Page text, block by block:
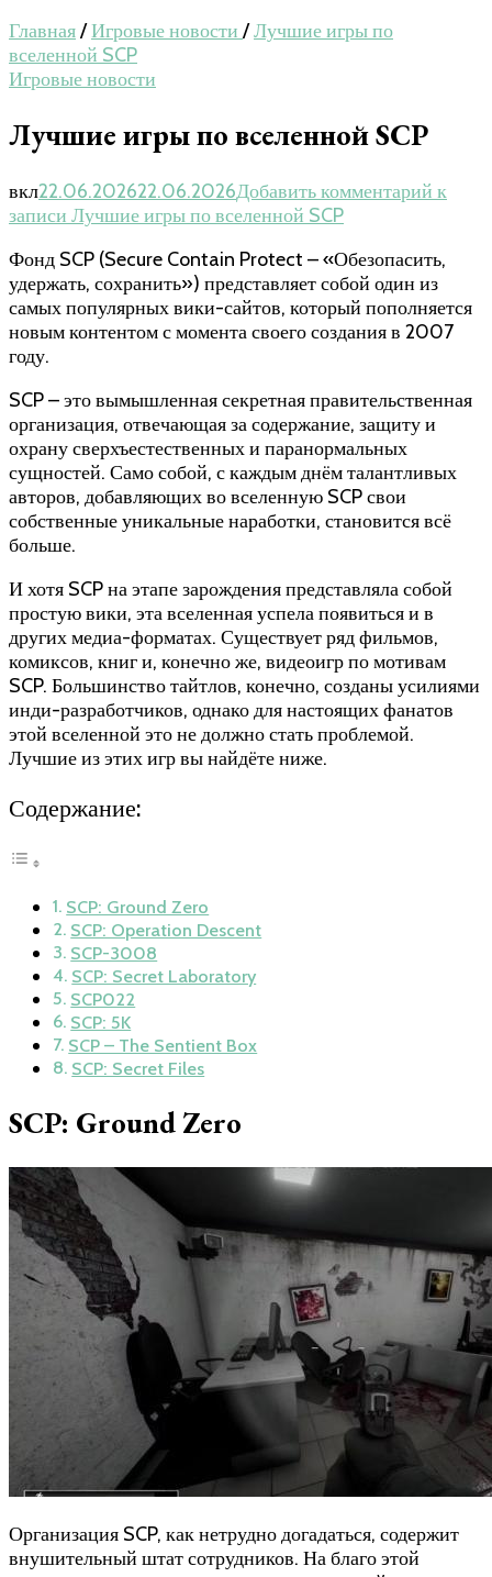
Главная/Игровые новости /Лучшие игры по
вселенной SCP
Игровые новости
Лучшие игры по вселенной SCP
вкл22.06.202622.06.2026Добавить комментарий к
записи Лучшие игры по вселенной SCP
Фонд SCP (Secure Contain Protect – «Обезопасить,
удержать, сохранить») представляет собой один из
самых популярных вики-сайтов, который пополняется
новым контентом с момента своего создания в 2007
году.
SCP – это вымышленная секретная правительственная
организация, отвечающая за содержание, защиту и
охрану сверхъестественных и паранормальных
сущностей. Само собой, с каждым днём талантливых
авторов, добавляющих во вселенную SCP свои
собственные уникальные наработки, становится всё
больше.
И хотя SCP на этапе зарождения представляла собой
простую вики, эта вселенная успела появиться и в
других медиа-форматах. Существует ряд фильмов,
комиксов, книг и, конечно же, видеоигр по мотивам
SCP. Большинство тайтлов, конечно, созданы усилиями
инди-разработчиков, однако для настоящих фанатов
этой вселенной это не должно стать проблемой.
Лучшие из этих игр вы найдёте ниже.
Содержание:
SCP: Ground Zero
SCP: Operation Descent
SCP-3008
SCP: Secret Laboratory
SCP022
SCP: 5K
SCP – The Sentient Box
SCP: Secret Files
SCP: Ground Zero
Организация SCP, как нетрудно догадаться, содержит
внушительный штат сотрудников. На благо этой